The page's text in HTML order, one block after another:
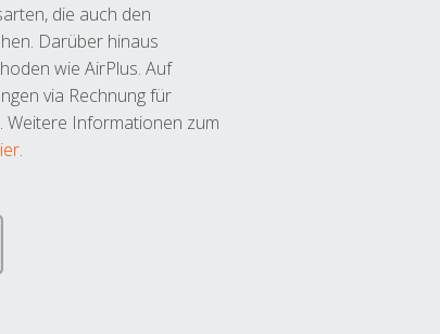
die auch den
Darüber hinaus
wie AirPlus. Auf
via Rechnung für
Weitere Informationen zum
.